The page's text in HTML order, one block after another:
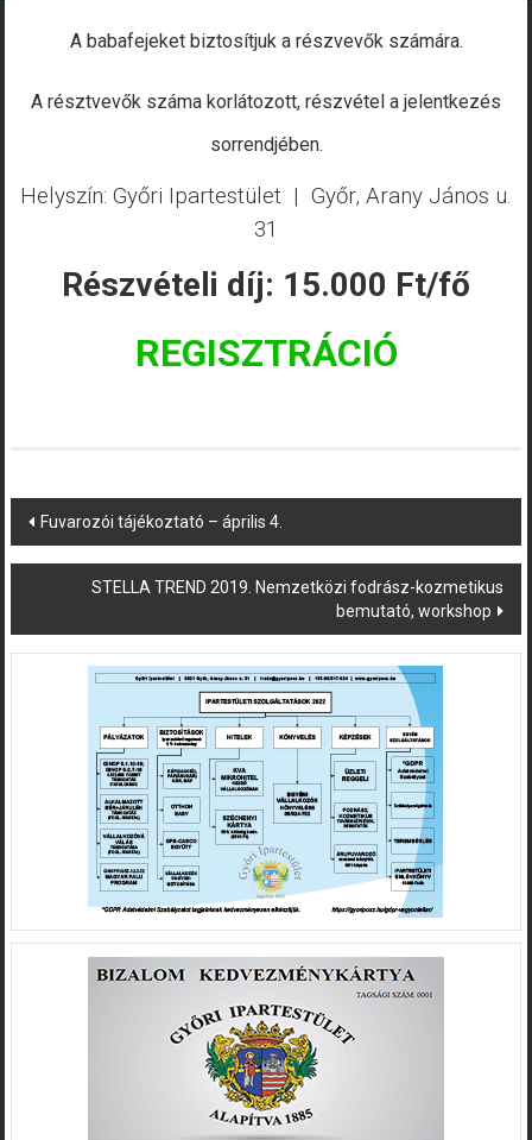
A babafejeket biztosítjuk a részvevők számára.
A résztvevők száma korlátozott, részvétel a jelentkezés
sorrendjében.
Helyszín: Győri Ipartestület | Győr, Arany János u.
31
Részvételi díj: 15.000 Ft/fő
REGISZTRÁCIÓ
Post
navigation
Fuvarozói tájékoztató – április 4.
STELLA TREND 2019. Nemzetközi fodrász-kozmetikus
bemutató, workshop